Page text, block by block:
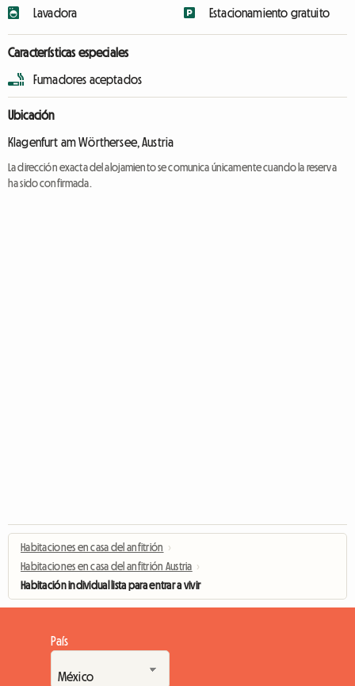
Lavadora
Estacionamiento gratuito
Características especiales
Fumadores aceptados
Ubicación
Klagenfurt am Wörthersee, Austria
La dirección exacta del alojamiento se comunica únicamente cuando la reserva
ha sido confirmada.
Habitaciones en casa del anfitrión ›
Habitaciones en casa del anfitrión Austria ›
Habitación individual lista para entrar a vivir
País